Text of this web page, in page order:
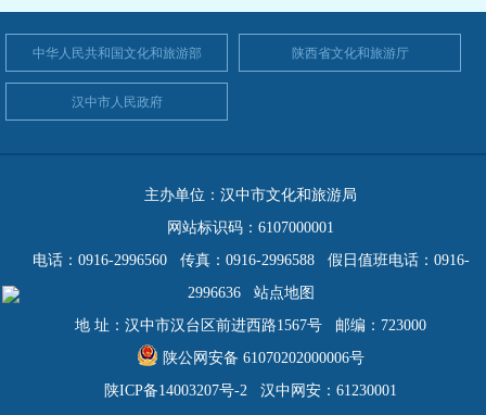
中华人民共和国文化和旅游部 陕西省文化和旅游厅
汉中市人民政府
主办单位：汉中市文化和旅游局
网站标识码：6107000001
电话：0916-2996560 传真：0916-2996588 假日值班电话：0916-
2996636 站点地图
地 址：汉中市汉台区前进西路1567号 邮编：723000
陕公网安备 61070202000006号
陕ICP备14003207号-2 汉中网安：61230001